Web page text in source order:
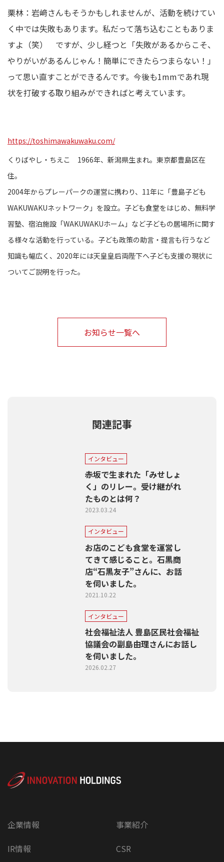
栗林：岩﨑さんもそうかもしれませんが、活動を続けてい
く中では失敗もあります。私だって落ち込むこともありま
すよ（笑） ですが、少し経つと「失敗があるからこそ、
やりがいがあるんじゃん！簡単にできたらつまらない！」
って思い直すことができるんです。今後も1mmであれ現
状を打破する取り組みができればと考えています。
https://toshimawakuwaku.com/
くりばやし・ちえこ 1966年、新潟県生まれ。東京都豊島区在
住。
2004年からプレーパークの運営に携わり、11年に「豊島子ども
WAKUWAKUネットワーク」を設立。子ども食堂をはじめ、無料学
習塾、宿泊施設「WAKUWAKUホーム」など子どもの居場所に関す
る様々な活動を行っている。子ども政策の助言・提言も行うなど
知識も幅広く、2020年には天皇皇后両陛下へ子ども支援の現状に
ついてご説明を行った。
お知らせ一覧へ
関連記事
インタビュー
赤坂で生まれた「みせしょ
く」のリレー。受け継がれ
たものとは何？
2023.03.24
インタビュー
お店のこども食堂を運営し
てきて感じること。石黒商
店“石黒友子”さんに、お話
を伺いました。
2021.10.22
インタビュー
社会福祉法人 豊島区民社会福祉
協議会の副島由理さんにお話し
を伺いました。
2026.02.27
企業情報
事業紹介
IR情報
CSR